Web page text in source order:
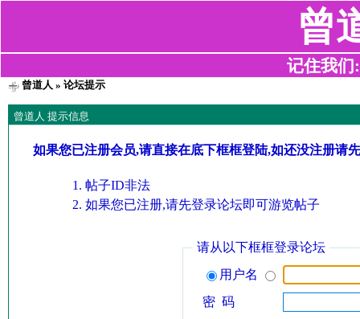
曾
记住我们
曾道人 » 论坛提示
曾道人 提示信息
如果您已注册会员,请直接在底下框框登陆,如还没注册请
帖子ID非法
如果您已注册,请先登录论坛即可游览帖子
请从以下框框登录论坛
用户名
密 码